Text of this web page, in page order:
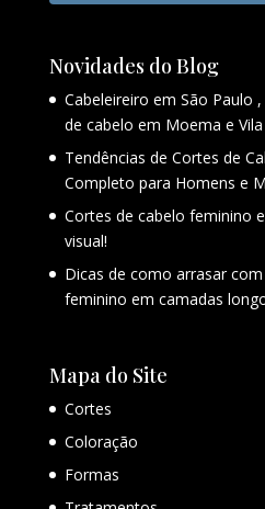
Novidades do Blog
Cabeleireiro em São Paulo
de cabelo em Moema e
Tendências de Cortes de
Completo para Homens e
Cortes de cabelo feminino
visual!
Dicas de como arrasar
feminino em camadas
Mapa do Site
Cortes
Coloração
Formas